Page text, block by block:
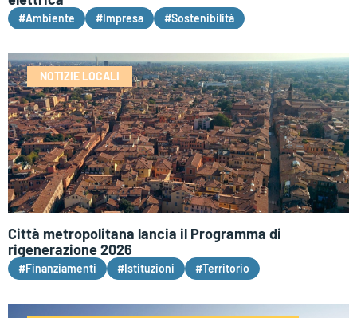
#Ambiente #Impresa #Sostenibilità
NOTIZIE LOCALI
Città metropolitana lancia il Programma di
rigenerazione 2026
#Finanziamenti #Istituzioni #Territorio